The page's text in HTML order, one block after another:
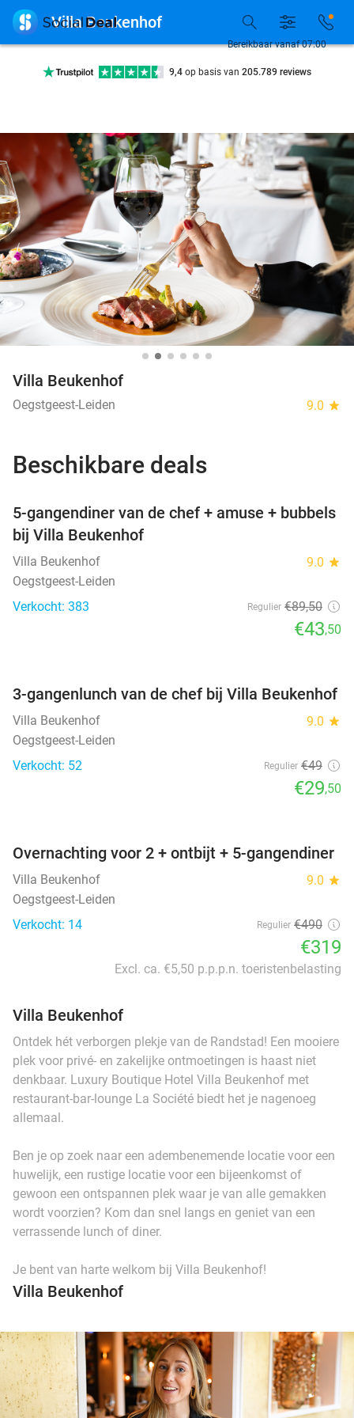
Ontdek 15.000+ deals
10+ miljoen leden
9,4 op basis van205.789 reviews
Ontdek 15.000+ deals
7 dagen per week beschikbaar
10+ miljoen leden
Bereikbaar vanaf 07:00
 Villa Beukenhof
Villa Beukenhof
Oegstgeest-Leiden 9.0 star
Beschikbare deals
5-gangendiner van de chef + amuse + bubbels
bij Villa Beukenhof
Villa Beukenhof 9.0 star
Oegstgeest-Leiden
Verkocht: 383
Regulier €89,50
€43,50
3-gangenlunch van de chef bij Villa Beukenhof
Villa Beukenhof 9.0 star
Oegstgeest-Leiden
Verkocht: 52
Regulier €49
€29,50
Overnachting voor 2 + ontbijt + 5-gangendiner
Villa Beukenhof 9.0 star
Oegstgeest-Leiden
Verkocht: 14
Regulier €490
€319
Excl. ca. €5,50 p.p.p.n. toeristenbelasting
Villa Beukenhof
Ontdek hét verborgen plekje van de Randstad! Een mooiere
plek voor privé- en zakelijke ontmoetingen is haast niet
denkbaar. Luxury Boutique Hotel Villa Beukenhof met
restaurant-bar-lounge La Société biedt het je nagenoeg
allemaal.
Ben je op zoek naar een adembenemende locatie voor een
huwelijk, een rustige locatie voor een bijeenkomst of
gewoon een ontspannen plek waar je van alle gemakken
wordt voorzien? Kom dan snel langs en geniet van een
verrassende lunch of diner.
Je bent van harte welkom bij Villa Beukenhof!
Villa Beukenhof